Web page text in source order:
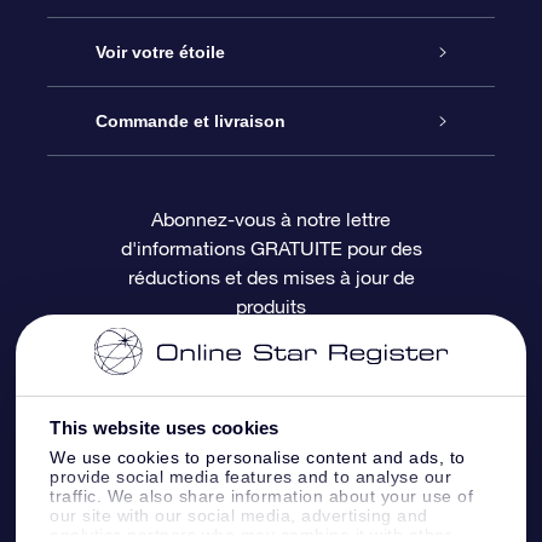
This website uses cookies
We use cookies to personalise content and ads, to
provide social media features and to analyse our
traffic. We also share information about your use of
our site with our social media, advertising and
À propos de l’OSR
Nous contacter
Questions fréquemment posées
Revues
Cadeau d’étoile en ligne
Coffret cadeau OSR
Carte cadeau OSR
Voir votre étoile
Registre des étoiles
Page d’accueil personnalisée
Appli Voler vers les étoiles
Commande et livraison
Informations de paiement
Informations d’expédition
Politique de retour
Constellations
Abonnez-vous à notre lettre
d'informations GRATUITE pour des
réductions et des mises à jour de
produits